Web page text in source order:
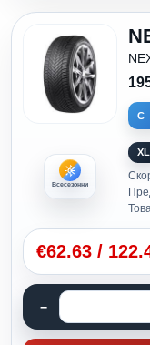
Всесезонни
C
XL
€62.63 /